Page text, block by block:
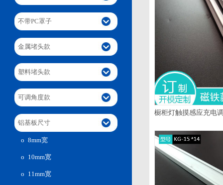
不带PC罩子
金属堵头款
塑料堵头款
可调角度款
铝基板尺寸
ο 8mm宽
ο 10mm宽
ο 11mm宽
橱柜灯触摸感应充电